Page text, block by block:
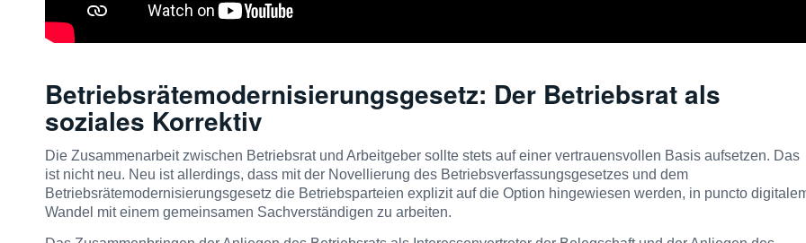
Betriebsrätemodernisierungsgesetz: Der Betriebsrat als
soziales Korrektiv
Die Zusammenarbeit zwischen Betriebsrat und Arbeitgeber sollte stets auf einer vertrauensvollen Basis aufsetzen. Das
ist nicht neu. Neu ist allerdings, dass mit der Novellierung des Betriebsverfassungsgesetzes und dem
Betriebsrätemodernisierungsgesetz die Betriebsparteien explizit auf die Option hingewiesen werden, in puncto
Wandel mit einem gemeinsamen Sachverständigen zu arbeiten.